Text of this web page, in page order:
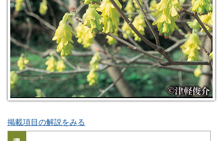
掲載項目の解説をみる